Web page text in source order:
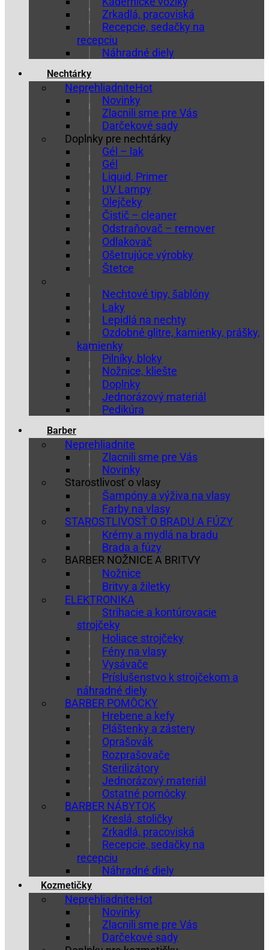
Zrkadlá, pracoviská
Recepcie, sedačky na
recepciu
Náhradné diely
Nechtárky
Neprehliadnite
Novinky
Zlacnili sme pre Vás
Darčekové sady
Doplnky pre nechtárky
Gél – lak
Gél
Liquid, Primer
UV Lampy
Olejčeky
Čistič – cleaner
Odstraňovač – remover
Odlakovač
Ošetrujúce výrobky
Štetce
Nechtové tipy, šablóny
Laky
Lepidlá na nechty
Ozdobné glitre, kamienky, prášky,
kamienky
Pilníky, bloky
Nožnice, kliešte
Doplnky
Jednorázový materiál
Pedikúra
Barber
Neprehliadnite
Zlacnili sme pre Vás
Novinky
Starostlivosť o vlasy
Šampóny a výživa na vlasy
Farby na vlasy
STAROSTLIVOSŤ O BRADU A FÚZY
Krémy a mydlá na bradu
Brada a fúzy
BARBER NOŽNICE A BRITVY
Nožnice
Britvy a žiletky
ELEKTRONIKA
Strihacie a kontúrovacie
strojčeky
Holiace strojčeky
Fény na vlasy
Vysávače
Príslušenstvo k strojčekom a
náhradné diely
BARBER POMÔCKY
Hrebene a kefy
Pláštenky a zástery
Oprašovák
Rozprašovače
Sterilizátory
Jednorázový materiál
Ostatné pomôcky
BARBER NÁBYTOK
Kreslá, stoličky
Zrkadlá, pracoviská
Recepcie, sedačky na
recepciu
Náhradné diely
Kozmetičky
Neprehliadnite
Novinky
Zlacnili sme pre Vás
Darčekové sady